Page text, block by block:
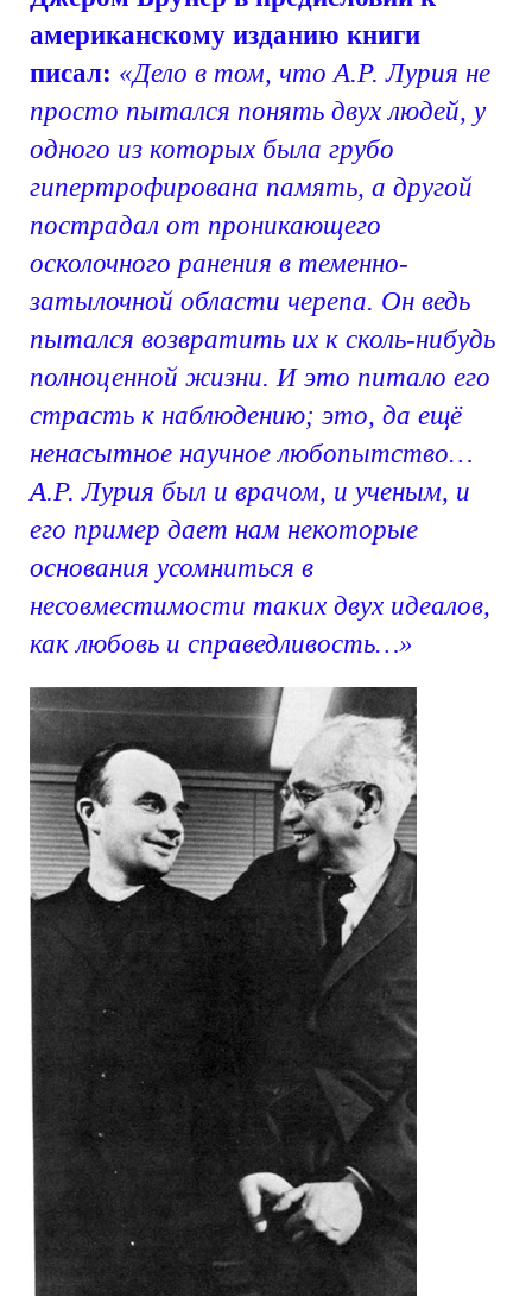
американскому изданию книги
писал: «Дело в том, что А.Р. Лурия не
просто пытался понять двух людей, у
одного из которых была грубо
гипертрофирована память, а другой
пострадал от проникающего
осколочного ранения в теменно-
затылочной области черепа. Он ведь
пытался возвратить их к сколь-нибудь
полноценной жизни. И это питало его
страсть к наблюдению; это, да ещё
ненасытное научное любопытство…
А.Р. Лурия был и врачом, и ученым, и
его пример дает нам некоторые
основания усомниться в
несовместимости таких двух идеалов,
как любовь и справедливость…»